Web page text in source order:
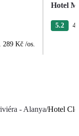
289 Kč /os.
Hotel
5.2
- Alanya/Hotel